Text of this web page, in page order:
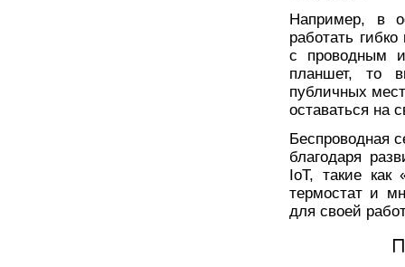
Например, в
работать
с проводным
планшет, то
публичных
оставаться на
Беспроводная
благодаря
IoT, такие
термостат и
для своей